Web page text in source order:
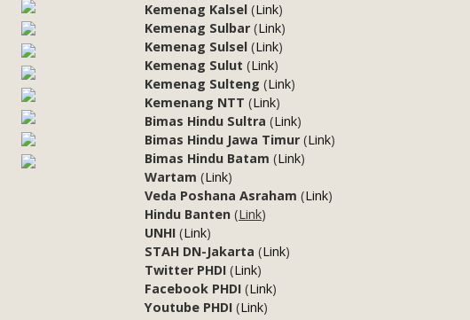
Kemenag Kalsel (Link)
Kemenag Sulbar (Link)
Kemenag Sulsel (Link)
Kemenag Sulut (Link)
Kemenag Sulteng (Link)
Kemenang NTT (Link)
Bimas Hindu Sultra (Link)
Bimas Hindu Jawa Timur (Link)
Bimas Hindu Batam (Link)
Wartam (Link)
Veda Poshana Asraham (Link)
Hindu Banten (Link)
UNHI (Link)
STAH DN-Jakarta (Link)
Twitter PHDI (Link)
Facebook PHDI (Link)
Youtube PHDI (Link)